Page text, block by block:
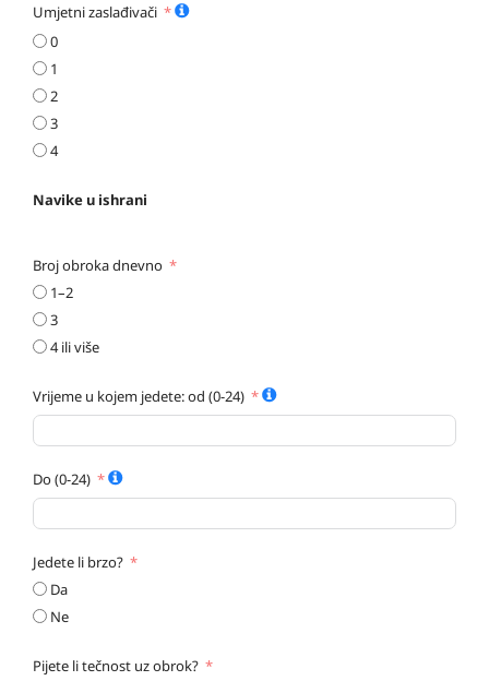
Umjetni zaslađivači
0
1
2
3
4
Navike u ishrani
Broj obroka dnevno
1–2
3
4 ili više
Vrijeme u kojem jedete: od (0-24)
Do (0-24)
Jedete li brzo?
Da
Ne
Pijete li tečnost uz obrok?